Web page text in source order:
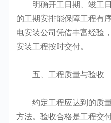
明确开工日期、竣工日
的工期安排能保障工程有
电安装公司凭借丰富经验
安装工程按时交付。
五、工程质量与验收
约定工程应达到的质量
方法。验收合格是工程交